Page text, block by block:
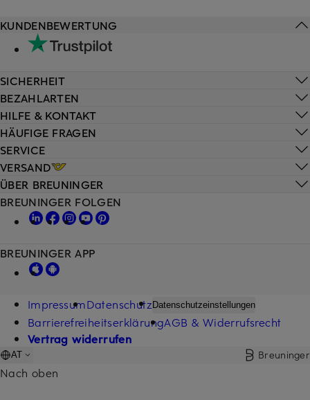
HILFE & KONTAKT
HÄUFIGE FRAGEN
SERVICE
VERSAND
KUNDENBEWERTUNG
SICHERHEIT
BEZAHLARTEN
ÜBER BREUNINGER
BREUNINGER FOLGEN
BREUNINGER APP
ImpressumDatenschutz Datenschutzeinstellungen
BarrierefreiheitserklärungAGB & Widerrufsrecht
Vertrag widerrufen
AT Breuninger
Nach oben